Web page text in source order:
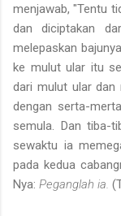
menjawab, "Tentu
dan diciptakan
melepaskan
ke mulut ular itu
dari mulut ular dan
dengan serta-
semula. Dan tiba-
sewaktu ia
pada kedua
Nya: Peganglah ia.